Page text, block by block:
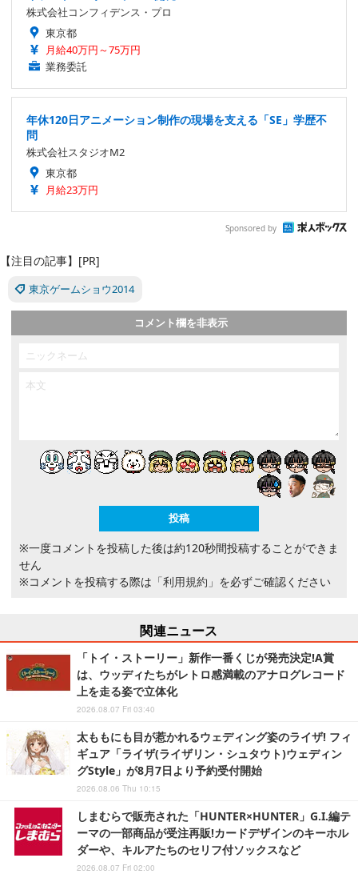
株式会社コンフィデンス・プロ
東京都
月給40万円～75万円
業務委託
年休120日アニメーション制作の現場を支える「SE」学歴不
問
株式会社スタジオM2
東京都
月給23万円
Sponsored by
【注目の記事】[PR]
東京ゲームショウ2014
コメント欄を非表示
※一度コメントを投稿した後は約120秒間投稿することができま
せん
※コメントを投稿する際は 「利用規約」 を必ずご確認ください
関連ニュース
「トイ・ストーリー」新作一番くじが発売決定!A賞
は、ウッディたちがレトロ感満載のアナログレコード
上を走る姿で立体化
2026.08.07 Fri 03:40
太ももにも目が惹かれるウェディング姿のライザ! フィ
ギュア「ライザ(ライザリン・シュタウト)ウェディン
グStyle」が8月7日より予約受付開始
2026.08.06 Thu 10:15
しまむらで販売された「HUNTER×HUNTER」G.I.編テ
ーマの一部商品が受注再販!カードデザインのキーホル
ダーや、キルアたちのセリフ付ソックスなど
2026.08.07 Fri 02:00